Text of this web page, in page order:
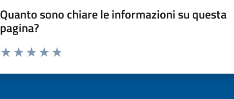
Quanto sono chiare le informazioni su questa
pagina?
Valuta da 1 a 5 stelle la pagina